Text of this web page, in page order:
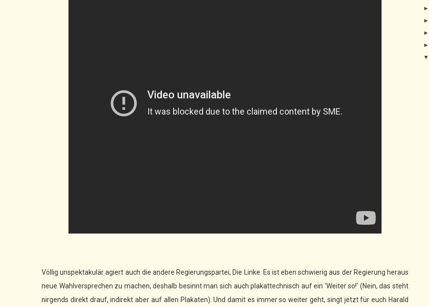
Völlig unspektakulär agiert auch die andere Regierungspartei, Die Linke. Es ist eben schwierig aus der Regierung heraus
neue Wahlversprechen zu machen, deshalb besinnt man sich auch plakattechnisch auf ein 'Weiter so!' (Nein, das steht
nirgends direkt drauf, indirekt aber auf allen Plakaten). Und damit es immer so weiter geht, singt jetzt für euch Harald
►
►
►
►
▼